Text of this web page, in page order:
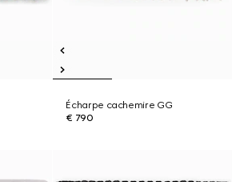
Écharpe cachemire GG
€ 790